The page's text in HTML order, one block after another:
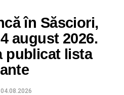
măsura va fi aplicată
sistemului energetic.
că evoluția situației
iar activitatea va reveni la
ce condițiile vor permite.
oprirea temporară a unor linii
către clienți.
în Săsciori,
august 2026.
publicat lista
04.08.2026